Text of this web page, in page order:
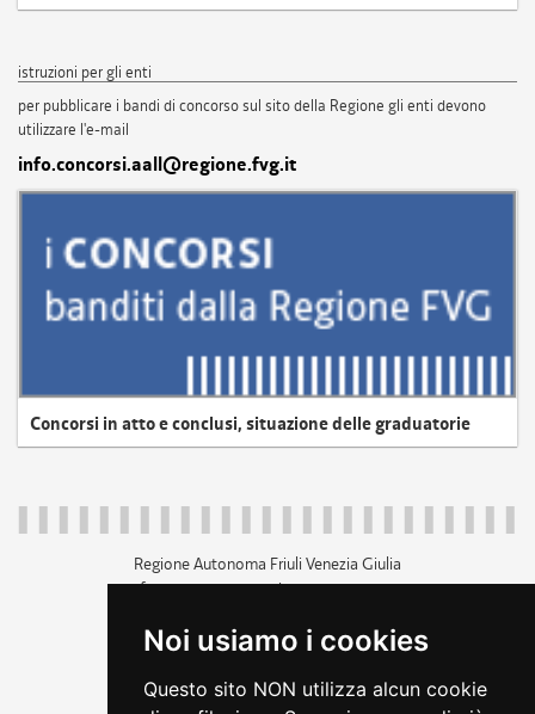
Noi usiamo i cookies
Questo sito NON utilizza alcun cookie
istruzioni per gli enti
per pubblicare i bandi di concorso sul sito della Regione gli enti devono
utilizzare l'e-mail
info.concorsi.aall@regione.fvg.it
Concorsi in atto e conclusi, situazione delle graduatorie
Regione Autonoma Friuli Venezia Giulia
c.f. 80014930327; p.iva 00526040324
+39 040 3771111